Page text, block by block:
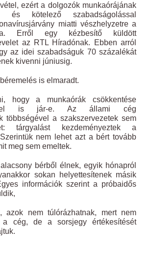
ezért a dolgozók munkaórájának
és kötelező szabadságolással
miatti vészhelyzetre a
Erről egy kézbesítő küldött
az RTL Híradónak. Ebben arról
az idei szabadságuk 70 százalékát
kivenni júniusig.
is elmaradt.
hogy a munkaórák csökkentése
is jár-e. Az állami cég
többségével a szakszervezetek sem
tárgyalást kezdeményeztek a
nem lehet azt a bért tovább
meg sem emeltek.
bérből élnek, egyik hónapról
sokan helyettesítenek másik
információk szerint a próbaidős
azok nem túlórázhatnak, mert nem
cég, de a sorsjegy értékesítését